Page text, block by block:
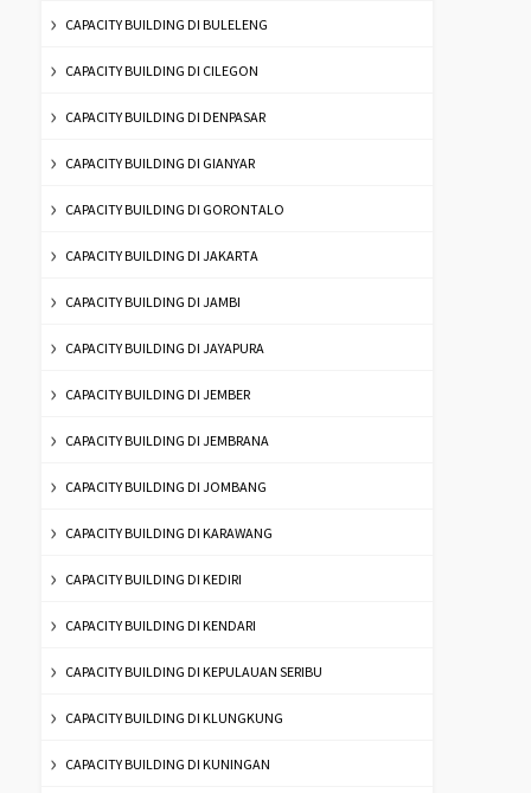
CAPACITY BUILDING DI BULELENG
CAPACITY BUILDING DI CILEGON
CAPACITY BUILDING DI DENPASAR
CAPACITY BUILDING DI GIANYAR
CAPACITY BUILDING DI GORONTALO
CAPACITY BUILDING DI JAKARTA
CAPACITY BUILDING DI JAMBI
CAPACITY BUILDING DI JAYAPURA
CAPACITY BUILDING DI JEMBER
CAPACITY BUILDING DI JEMBRANA
CAPACITY BUILDING DI JOMBANG
CAPACITY BUILDING DI KARAWANG
CAPACITY BUILDING DI KEDIRI
CAPACITY BUILDING DI KENDARI
CAPACITY BUILDING DI KEPULAUAN SERIBU
CAPACITY BUILDING DI KLUNGKUNG
CAPACITY BUILDING DI KUNINGAN